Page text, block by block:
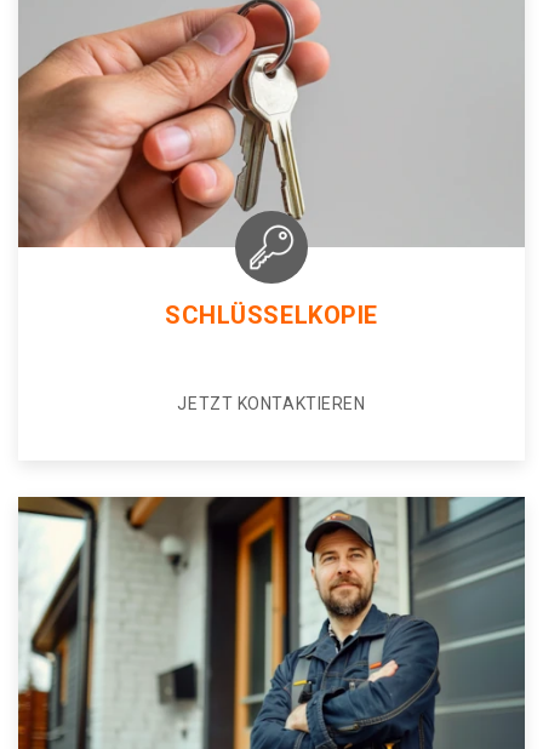
SCHLÜSSELKOPIE
JETZT KONTAKTIEREN